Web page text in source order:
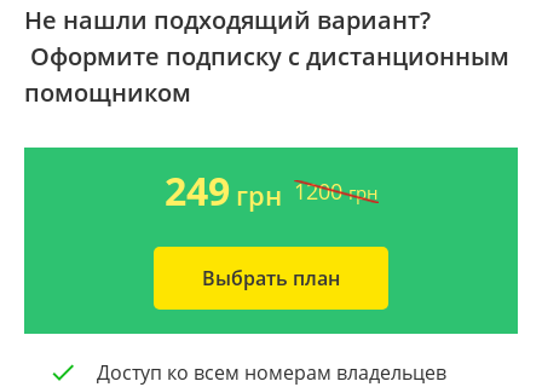
Чайки
Ворзель
Борисполь
Дом 1990-1999 года
Дом 2000-2009 года
Новострой
Общая площадь квартиры
Не нашли подходящий вариант?
Оформите подписку с дистанционным
помощником
249 грн 1200 грн
Выбрать план
Доступ ко всем номерам владельцев